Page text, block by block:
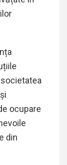
ocupare
din